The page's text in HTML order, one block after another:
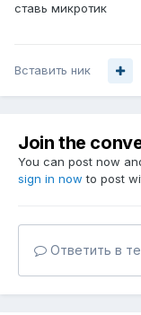
ставь микротик
Вставить ник
Join the
You can post now
sign in now to post
Ответить в